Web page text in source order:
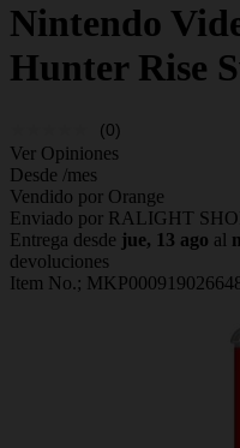
Nintendo
Hunter Rise
(0)
Ver Opiniones
Desde /mes
Vendido por Orange
Enviado por RALIGHT
Entrega desde jue, 13 ago al
devoluciones
Item No.;